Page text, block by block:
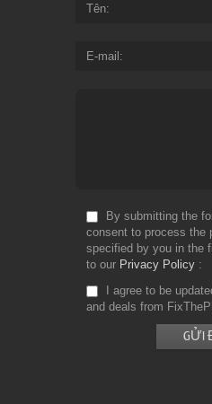
Tên
E-mail
By submitting the
consent to process the
specified by you in the
to our Privacy Policy
I agree to be
and deals from